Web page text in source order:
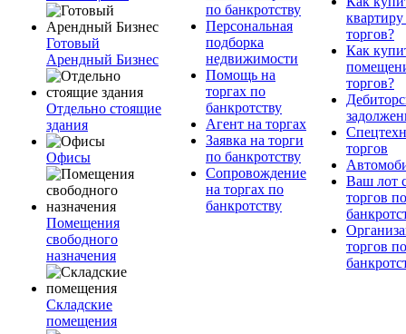
Готовый
Арендный Бизнес
Отдельно стоящие
здания
Офисы
Помещения
свободного
назначения
Складские
помещения
по банкротству
Персональная
подборка
недвижимости
Помощь на
торгах по
банкротству
Агент на торгах
Заявка на торги
по банкротству
Сопровождение
на торгах по
банкротству
квартиру
торгов?
Как
торгов?
торгов
Ваш лот
торгов по
торгов по